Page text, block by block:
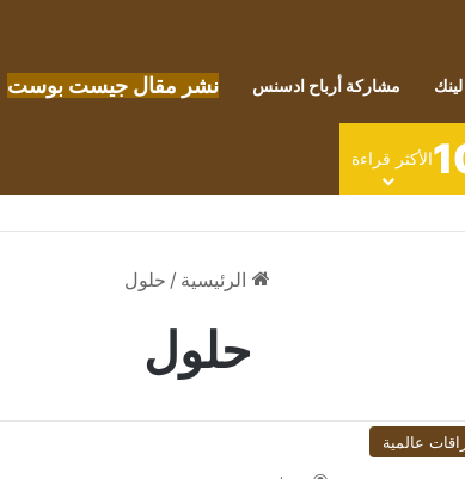
مشاركة أرباح ادسنس نشر مقال جيست بوست
الأكثر قراءة
الرئيسية / حلول
حلول
عالمية